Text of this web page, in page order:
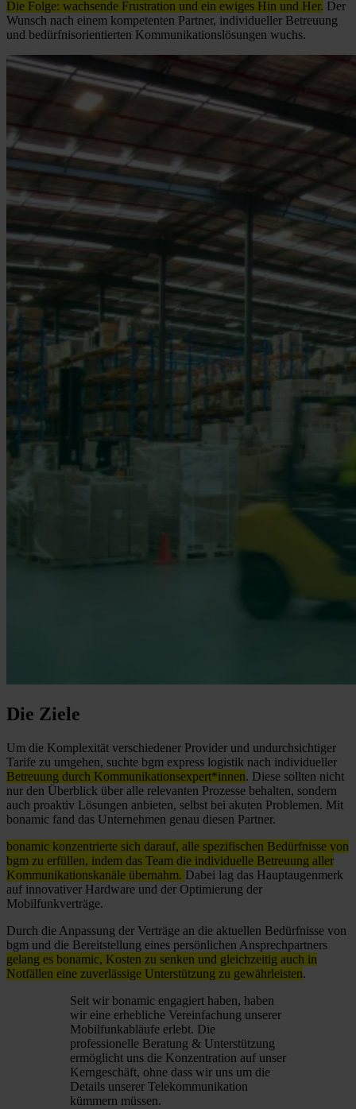
Die Folge: wachsende Frustration und ein ewiges Hin und Her. Der
Wunsch nach einem kompetenten Partner, individueller Betreuung
und bedürfnisorientierten Kommunikationslösungen wuchs.
Die Ziele
Um die Komplexität verschiedener Provider und undurchsichtiger
Tarife zu umgehen, suchte bgm express logistik nach individueller
Betreuung durch Kommunikationsexpert*innen. Diese sollten nicht
nur den Überblick über alle relevanten Prozesse behalten, sondern
auch proaktiv Lösungen anbieten, selbst bei akuten Problemen. Mit
bonamic fand das Unternehmen genau diesen Partner.
bonamic konzentrierte sich darauf, alle spezifischen Bedürfnisse von
bgm zu erfüllen, indem das Team die individuelle Betreuung aller
Kommunikationskanäle übernahm. Dabei lag das Hauptaugenmerk
auf innovativer Hardware und der Optimierung der
Mobilfunkverträge.
Durch die Anpassung der Verträge an die aktuellen Bedürfnisse von
bgm und die Bereitstellung eines persönlichen Ansprechpartners
gelang es bonamic, Kosten zu senken und gleichzeitig auch in
Notfällen eine zuverlässige Unterstützung zu gewährleisten.
Seit wir bonamic engagiert haben, haben
wir eine erhebliche Vereinfachung unserer
Mobilfunkabläufe erlebt. Die
professionelle Beratung & Unterstützung
ermöglicht uns die Konzentration auf unser
Kerngeschäft, ohne dass wir uns um die
Details unserer Telekommunikation
kümmern müssen.